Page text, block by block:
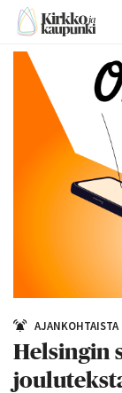
AJANKOHTAISTA
Helsingin